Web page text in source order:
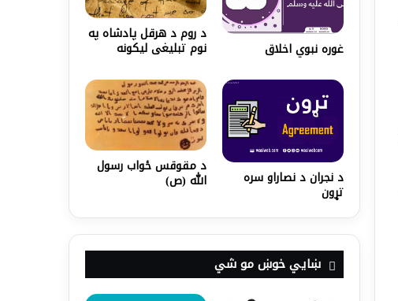
غوره نبوي اخلاق
د روم د هرقل پادشاه په
نوم تبلیغی لیکونه
د نجران د نصاراو سره
تړون
د مقوقس ځواب رسول
الله (ص)
ښايي خوښ مو شي